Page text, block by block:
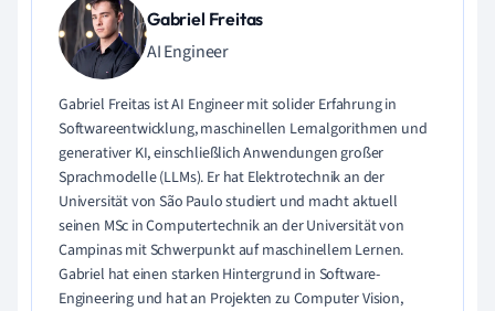
Gabriel Freitas
AI Engineer
Gabriel Freitas ist AI Engineer mit solider Erfahrung in
Softwareentwicklung, maschinellen Lernalgorithmen und
generativer KI, einschließlich Anwendungen großer
Sprachmodelle (LLMs). Er hat Elektrotechnik an der
Universität von São Paulo studiert und macht aktuell
seinen MSc in Computertechnik an der Universität von
Campinas mit Schwerpunkt auf maschinellem Lernen.
Gabriel hat einen starken Hintergrund in Software-
Engineering und hat an Projekten zu Computer Vision,